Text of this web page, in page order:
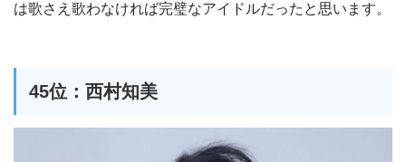
は歌さえ歌わなければ完璧なアイドルだったと思います。
45位：西村知美